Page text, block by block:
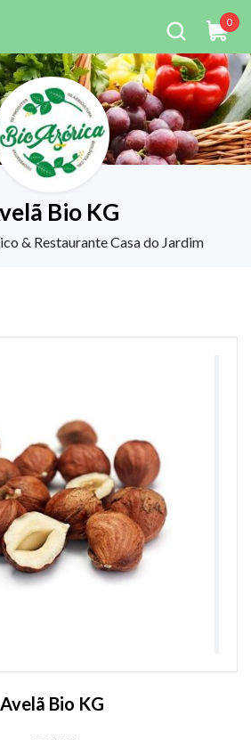
0
Bio KG
& Restaurante Casa do Jardim
Avelã Bio KG